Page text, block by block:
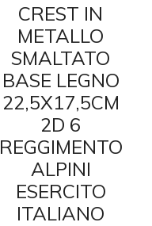
CREST IN
METALLO
SMALTATO
BASE LEGNO
22,5X17,5CM
2D 6
REGGIMENTO
ALPINI
ESERCITO
ITALIANO